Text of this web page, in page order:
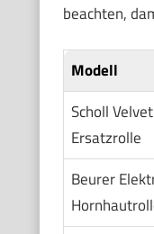
beachten,
Modell
Scholl
Ersatzrolle
Beurer